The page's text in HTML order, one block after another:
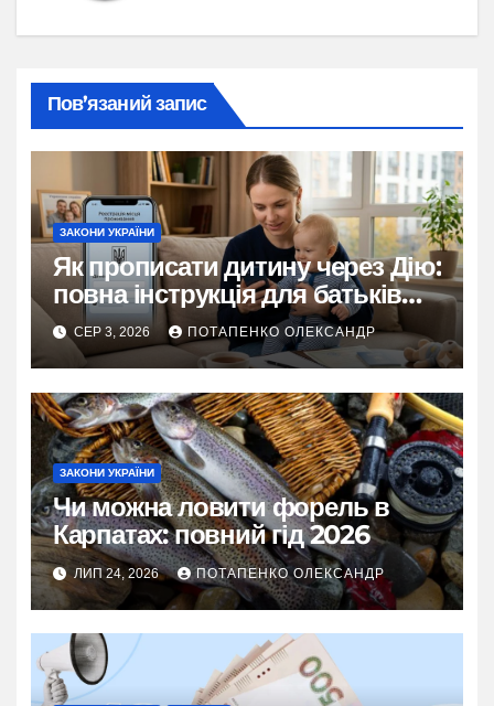
Пов’язаний запис
ЗАКОНИ УКРАЇНИ
Як прописати дитину через Дію:
повна інструкція для батьків
2026
СЕР 3, 2026 ПОТАПЕНКО ОЛЕКСАНДР
ЗАКОНИ УКРАЇНИ
Чи можна ловити форель в
Карпатах: повний гід 2026
ЛИП 24, 2026 ПОТАПЕНКО ОЛЕКСАНДР